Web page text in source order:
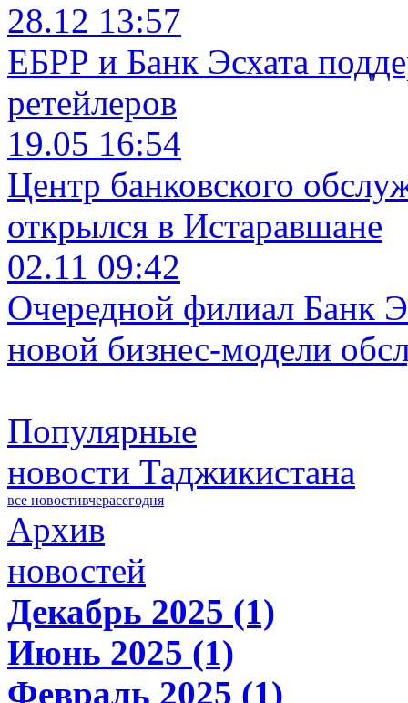
28.12 13:57
ЕБРР и Банк Эсхата
ретейлеров
19.05 16:54
Центр банковского
открылся в Истаравшане
02.11 09:42
Очередной филиал Банк
новой бизнес-модели
Популярные
новости Таджикистана
все новостивчерасегодня
Архив
новостей
Декабрь 2025 (1)
Июнь 2025 (1)
Февраль 2025 (1)